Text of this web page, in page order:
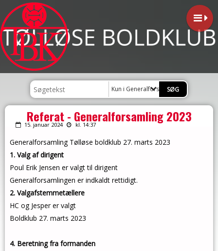
Kun i Generalforsamlinger
Referat - Generalforsamling 2023
15. januar 2024 kl. 14:37
Generalforsamling Tølløse boldklub 27. marts 2023
1. Valg af dirigent
Poul Erik Jensen er valgt til dirigent
Generalforsamlingen er indkaldt rettidigt.
2. Valgafstemmetællere
HC og Jesper er valgt
Boldklub 27. marts 2023
4. Beretning fra formanden